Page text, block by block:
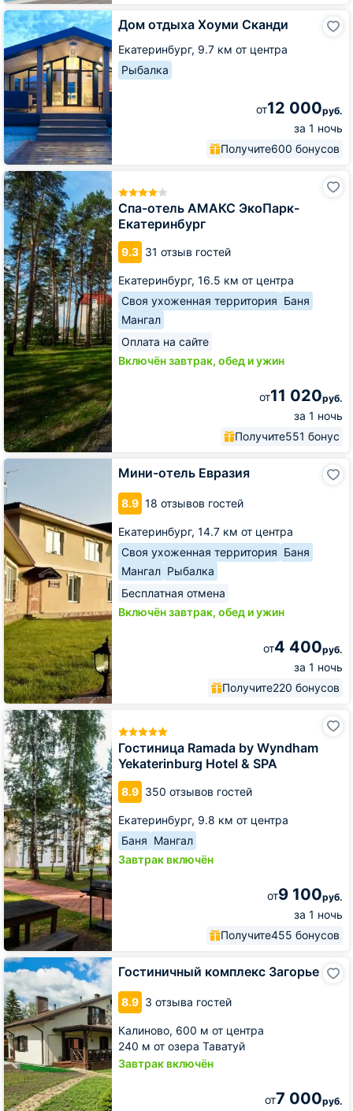
Дом отдыха Хоуми Сканди
Екатеринбург, 9.7 км от центра
Рыбалка
от12 000руб.
за 1 ночь
Получите600 бонусов
Дом
отдыха
Хоуми
Сканди
Спа-отель АМАКС ЭкоПарк-
Екатеринбург
9.3 31 отзыв гостей
Екатеринбург, 16.5 км от центра
Своя ухоженная территория Баня
Мангал
Оплата на сайте
Включён завтрак, обед и ужин
от11 020руб.
за 1 ночь
Получите551 бонус
Спа-
отель
АМАКС
ЭкоПарк-
Екатеринбург
Мини-отель Евразия
8.9 18 отзывов гостей
Екатеринбург, 14.7 км от центра
Своя ухоженная территория Баня
Мангал Рыбалка
Бесплатная отмена
Включён завтрак, обед и ужин
от4 400руб.
за 1 ночь
Получите220 бонусов
Мини-
отель
Евразия
Гостиница Ramada by Wyndham
Yekaterinburg Hotel & SPA
8.9 350 отзывов гостей
Екатеринбург, 9.8 км от центра
Баня Мангал
Завтрак включён
от9 100руб.
за 1 ночь
Получите455 бонусов
Гостиница
Ramada
by
Wyndham
Yekaterinburg
Hotel
&
SPA
Гостиничный комплекс Загорье
8.9 3 отзыва гостей
Калиново, 600 м от центра
240 м от озера Таватуй
Завтрак включён
от7 000руб.
Гостиничный
комплекс
Загорье